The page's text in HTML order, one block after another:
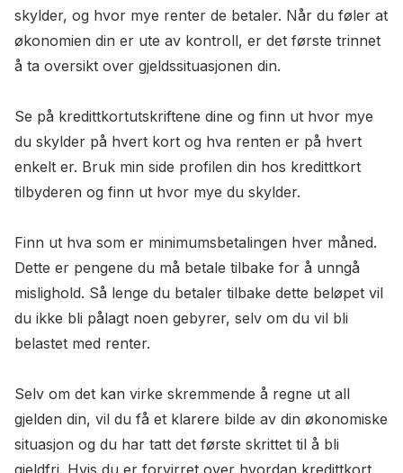
skylder, og hvor mye renter de betaler. Når du føler at
økonomien din er ute av kontroll, er det første trinnet
å ta oversikt over gjeldssituasjonen din.
Se på kredittkortutskriftene dine og finn ut hvor mye
du skylder på hvert kort og hva renten er på hvert
enkelt er. Bruk min side profilen din hos kredittkort
tilbyderen og finn ut hvor mye du skylder.
Finn ut hva som er minimumsbetalingen hver måned.
Dette er pengene du må betale tilbake for å unngå
mislighold. Så lenge du betaler tilbake dette beløpet vil
du ikke bli pålagt noen gebyrer, selv om du vil bli
belastet med renter.
Selv om det kan virke skremmende å regne ut all
gjelden din, vil du få et klarere bilde av din økonomiske
situasjon og du har tatt det første skrittet til å bli
gjeldfri. Hvis du er forvirret over hvordan kredittkort